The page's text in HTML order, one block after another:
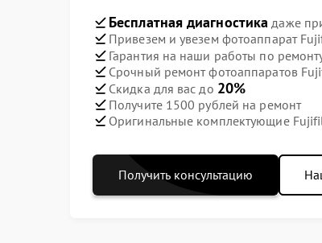
Бесплатная диагностика даже
Привезем и увезем фотоаппарат
Гарантия на наши работы по
Срочный ремонт фотоаппаратов
Скидка для вас до 20%
Получите 1500 рублей на ремонт
Оригинальные комплектующие
Получить консультацию